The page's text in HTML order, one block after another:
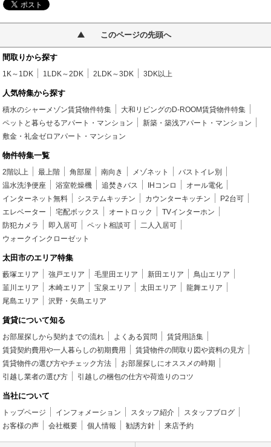
このページの先頭へ
間取りから探す
1K～1DK 1LDK～2DK 2LDK～3DK 3DK以上
人気特集から探す
積水のシャーメゾン賃貸物件特集
大和リビングのD-ROOM賃貸物件特集
ペットと暮らせるアパート・マンション
新築・築浅アパート・マンション
敷金・礼金ゼロアパート・マンション
物件特集一覧
2階以上 最上階 角部屋 南向き メゾネット
バストイレ別
温水洗浄便座
浴室乾燥機 追焚きバス IHコンロ
オール電化
インターネット無料
システムキッチン カウンターキッチン
P2台可
エレベーター
宅配ボックス オートロック
TVインターホン
防犯カメラ
即入居可 ペット相談可
二人入居可
ウォークインクローゼット
太田市のエリア特集
藪塚エリア 強戸エリア 毛里田エリア 新田エリア
鳥山エリア
韮川エリア
木崎エリア 宝泉エリア 太田エリア
龍舞エリア
尾島エリア
沢野・矢島エリア
賃貸について知る
お部屋探しから契約までの流れ よくある質問
賃貸用語集
賃貸契約費用や一人暮らしの初期費用
賃貸物件の間取り図や資料の見方
賃貸物件の選び方やチェック方法
お部屋探しにオススメの時期
引越し業者の選び方
引越しの梱包の仕方や荷造りのコツ
当社について
トップページ インフォメーション スタッフ紹介
スタッフブログ
お客様の声
会社概要 個人情報 勧誘方針 来店予約